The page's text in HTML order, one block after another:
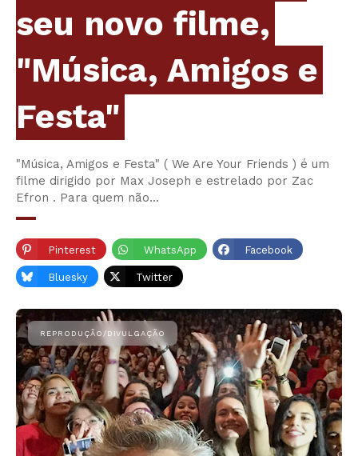
seu novo filme,
"Música, Amigos e
Festa"
"Música, Amigos e Festa" ( We Are Your Friends ) é um
filme dirigido por Max Joseph e estrelado por Zac
Efron . Para quem não…
Pinterest WhatsApp Facebook
Bluesky Twitter